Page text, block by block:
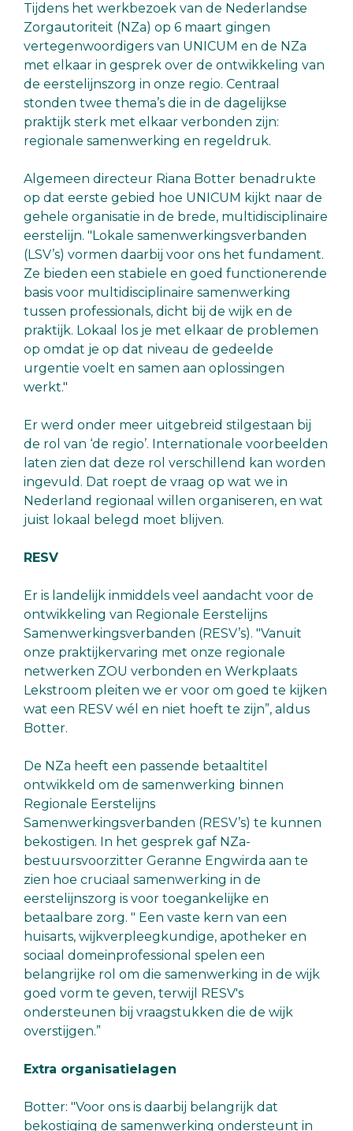
Tijdens het werkbezoek van de Nederlandse
Zorgautoriteit (NZa) op 6 maart gingen
vertegenwoordigers van UNICUM en de NZa
met elkaar in gesprek over de ontwikkeling van
de eerstelijnszorg in onze regio. Centraal
stonden twee thema’s die in de dagelijkse
praktijk sterk met elkaar verbonden zijn:
regionale samenwerking en regeldruk.
Algemeen directeur Riana Botter benadrukte
op dat eerste gebied hoe UNICUM kijkt naar de
gehele organisatie in de brede, multidisciplinaire
eerstelijn. "Lokale samenwerkingsverbanden
(LSV’s) vormen daarbij voor ons het fundament.
Ze bieden een stabiele en goed functionerende
basis voor multidisciplinaire samenwerking
tussen professionals, dicht bij de wijk en de
praktijk. Lokaal los je met elkaar de problemen
op omdat je op dat niveau de gedeelde
urgentie voelt en samen aan oplossingen
werkt."
Er werd onder meer uitgebreid stilgestaan bij
de rol van ‘de regio’. Internationale voorbeelden
laten zien dat deze rol verschillend kan worden
ingevuld. Dat roept de vraag op wat we in
Nederland regionaal willen organiseren, en wat
juist lokaal belegd moet blijven.
RESV
Er is landelijk inmiddels veel aandacht voor de
ontwikkeling van Regionale Eerstelijns
Samenwerkingsverbanden (RESV’s). "Vanuit
onze praktijkervaring met onze regionale
netwerken ZOU verbonden en Werkplaats
Lekstroom pleiten we er voor om goed te kijken
wat een RESV wél en niet hoeft te zijn”, aldus
Botter.
De NZa heeft een passende betaaltitel
ontwikkeld om de samenwerking binnen
Regionale Eerstelijns
Samenwerkingsverbanden (RESV’s) te kunnen
bekostigen. In het gesprek gaf NZa-
bestuursvoorzitter Geranne Engwirda aan te
zien hoe cruciaal samenwerking in de
eerstelijnszorg is voor toegankelijke en
betaalbare zorg. " Een vaste kern van een
huisarts, wijkverpleegkundige, apotheker en
sociaal domeinprofessional spelen een
belangrijke rol om die samenwerking in de wijk
goed vorm te geven, terwijl RESV's
ondersteunen bij vraagstukken die de wijk
overstijgen.”
Extra organisatielagen
Botter: "Voor ons is daarbij belangrijk dat
bekostiging de samenwerking ondersteunt in